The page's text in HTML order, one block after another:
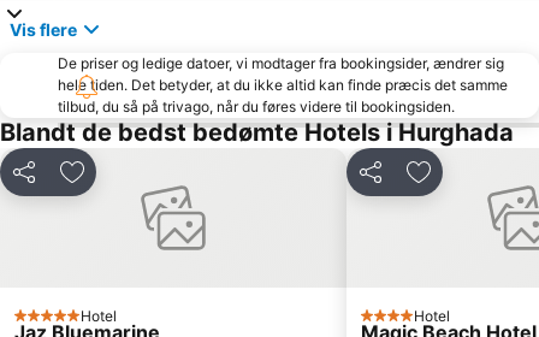
Vis flere
De priser og ledige datoer, vi modtager fra bookingsider, ændrer sig
hele tiden. Det betyder, at du ikke altid kan finde præcis det samme
tilbud, du så på trivago, når du føres videre til bookingsiden.
Blandt de bedst bedømte Hotels i Hurghada
Del Føj til favoritter
5 StjernerHotel
Jaz Bluemarine
Del Føj til
4 Stjerner
Hotel
Magic Beach